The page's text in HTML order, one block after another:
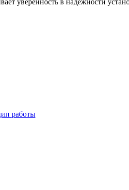
уверенность в надежности
работы